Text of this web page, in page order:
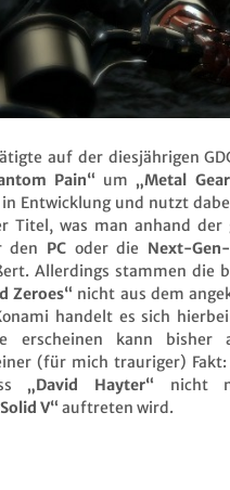
auf der diesjährigen
Pain“ um„Metal
in Entwicklung und nutzt
Titel, was man anhand der
den PCoder die Next-
Allerdings stammen die
Zeroes“ nicht aus dem
handelt es sich
erscheinen kann bisher
(für mich trauriger) Fakt:
„David Hayter“ nicht
V“ auftreten wird.